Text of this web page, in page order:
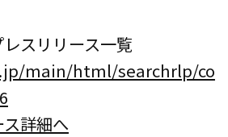
スリリース一覧
main/html/searchrlp/co
詳細へ